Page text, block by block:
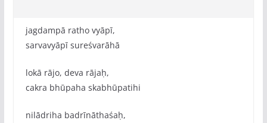
jagdampā ratho vyāpī,
sarvavyāpī sureśvarāhā
lokā rājo, deva rājaḥ,
cakra bhūpaha skabhūpatihi
nilādriha badrīnāthaśaḥ,